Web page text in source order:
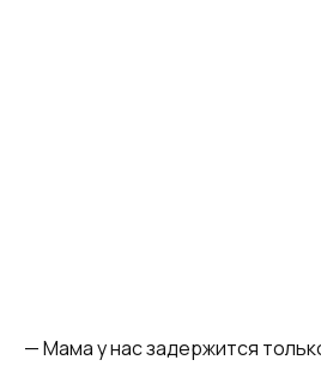
— Мама у нас задержится